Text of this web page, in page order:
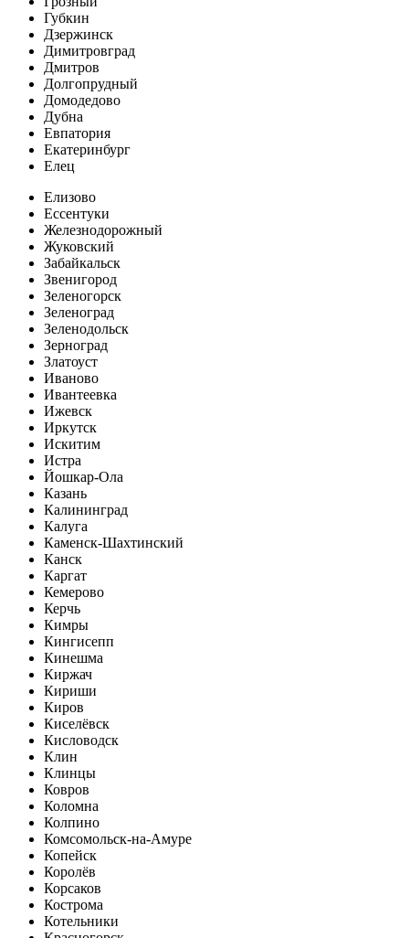
Губкин
Дзержинск
Димитровград
Дмитров
Долгопрудный
Домодедово
Дубна
Евпатория
Екатеринбург
Елец
Елизово
Ессентуки
Железнодорожный
Жуковский
Забайкальск
Звенигород
Зеленогорск
Зеленоград
Зеленодольск
Зерноград
Златоуст
Иваново
Ивантеевка
Ижевск
Иркутск
Искитим
Истра
Йошкар-Ола
Казань
Калининград
Калуга
Каменск-Шахтинский
Канск
Каргат
Кемерово
Керчь
Кимры
Кингисепп
Кинешма
Киржач
Кириши
Киров
Киселёвск
Кисловодск
Клин
Клинцы
Ковров
Коломна
Колпино
Комсомольск-на-Амуре
Копейск
Королёв
Корсаков
Кострома
Котельники